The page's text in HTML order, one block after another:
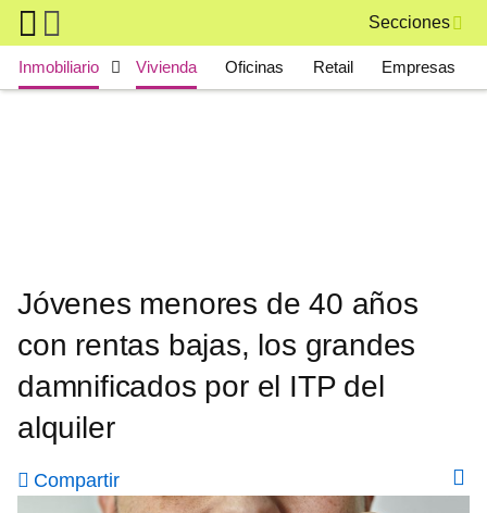
Skip to main content
Secciones
Main navigation
Inmobiliario Vivienda Oficinas Retail Empresas
Jóvenes menores de 40 años
con rentas bajas, los grandes
damnificados por el ITP del
alquiler
Compartir